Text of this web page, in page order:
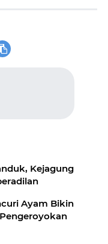
Kejagung
Ayam Bikin